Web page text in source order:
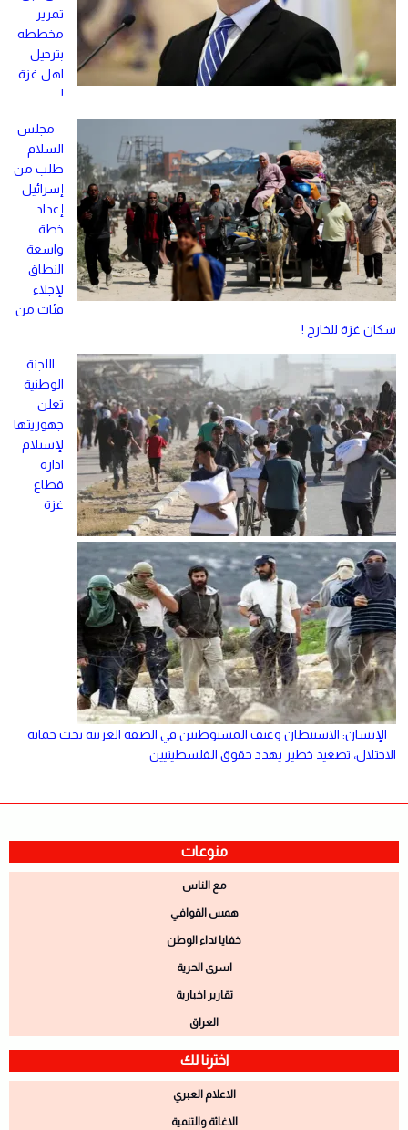
تمرير
مخططه
بترحيل
اهل غزة
!
مجلس
السلام
طلب من
إسرائيل
إعداد
خطة
واسعة
النطاق
لإجلاء
فئات من
سكان غزة للخارج !
اللجنة
الوطنية
تعلن
جهوزيتها
لإستلام
ادارة
قطاع
غزة
الإنسان: الاستيطان وعنف المستوطنين في الضفة الغربية تحت حماية
الاحتلال، تصعيد خطير يهدد حقوق الفلسطينيين
منوعات
مع الناس
همس القوافي
خفايا نداء الوطن
اسرى الحرية
تقارير اخبارية
العراق
اخترنا لك
الاعلام العبري
الاغاثة والتنمية